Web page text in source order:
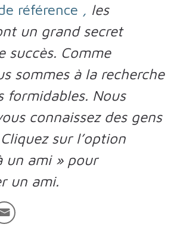
référence
les
un grand secret
succès. Comme
sommes à la recherche
formidables. Nous
connaissez des gens
sur l’option
un ami » pour
un ami.